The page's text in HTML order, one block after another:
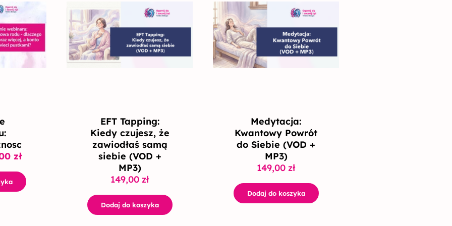
zł.
zł
wynosi:
99,00 zł.
EFT Tapping:
Kiedy czujesz, że
zawiodłaś samą
siebie (VOD +
MP3)
149,00 zł
Dodaj do koszyka
Medytacja:
Kwantowy Powrót
do Siebie (VOD +
MP3)
149,00 zł
Dodaj do koszyka